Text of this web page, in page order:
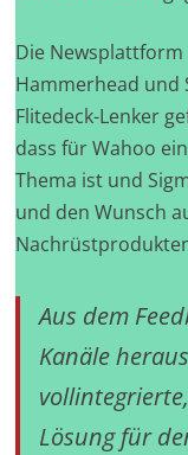
Die Newsplattform
Hammerhead und
Flitedeck-Lenker
dass für Wahoo
Thema ist und
und den Wunsch
Aus dem
Kanäle
Lösung für